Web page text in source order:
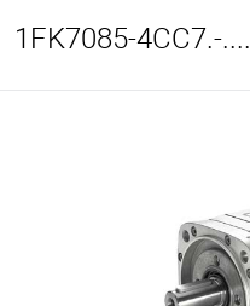
1FK7085-4CC7.-....